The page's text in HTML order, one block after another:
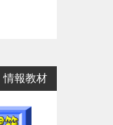
報教材